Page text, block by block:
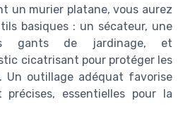
un murier platane, vous aurez
basiques : un sécateur, une
gants de jardinage, et
cicatrisant pour protéger les
Un outillage adéquat favorise
essentielles pour la